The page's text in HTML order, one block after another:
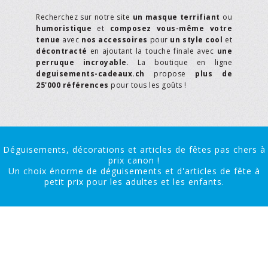
Recherchez sur notre site un masque terrifiant ou
humoristique et composez vous-même votre
tenue avec nos accessoires pour un style cool et
décontracté en ajoutant la touche finale avec une
perruque incroyable. La boutique en ligne
deguisements-cadeaux.ch propose plus de
25'000 références pour tous les goûts !
Déguisements, décorations et articles de fêtes pas chers à
prix canon !
Un choix énorme de déguisements et d'articles de fête à
petit prix pour les adultes et les enfants.